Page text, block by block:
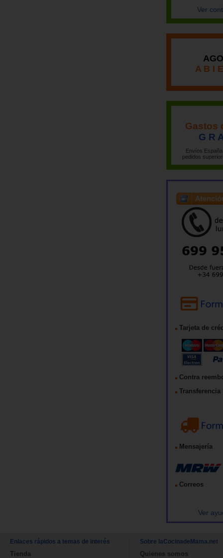
Ver
A B I
Gastos
G R
Envíos
pedidos
Tarjeta de
Contra
Transferencia
Mensajería
Correos
Ver
Enlaces rápidos a temas de interés
Tienda
Sobre laCocinadeMama.net
Quienes somos